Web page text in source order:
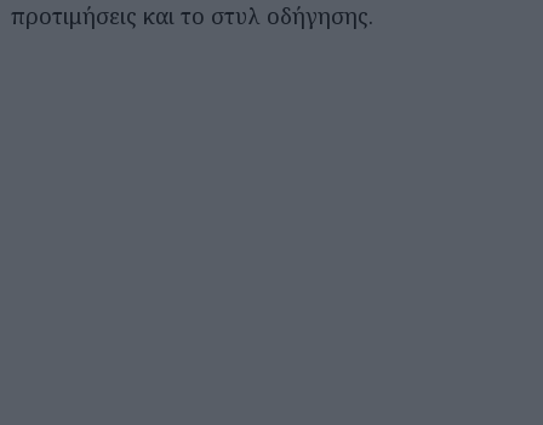
προτιμήσεις και το στυλ οδήγησης.